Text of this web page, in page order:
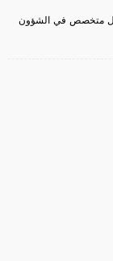
متخصص في الشؤون